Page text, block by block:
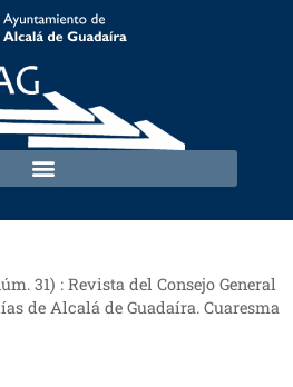
31) : Revista del Consejo General
de Alcalá de Guadaíra. Cuaresma